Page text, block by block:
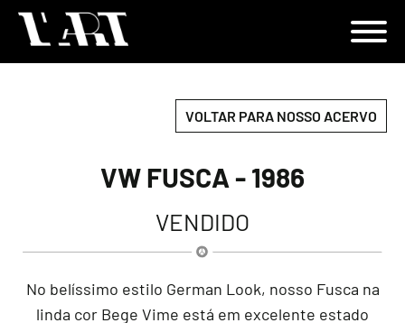
VOLTAR PARA NOSSO ACERVO
VW FUSCA - 1986
VENDIDO
No belíssimo estilo German Look, nosso Fusca na
linda cor Bege Vime está em excelente estado